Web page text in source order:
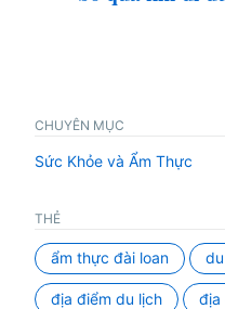
CHUYÊN MỤC
Sức Khỏe và Ẩm Thực
THẺ
ẩm thực đài loan
địa điểm du lịch địa